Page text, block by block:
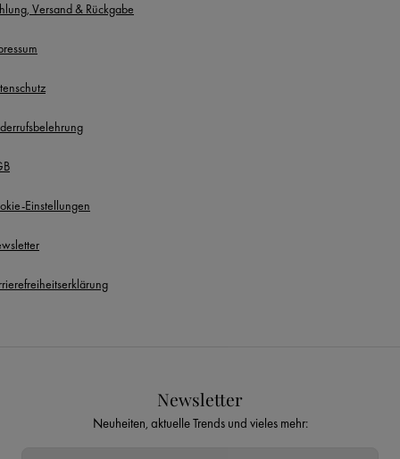
Versand & Rückgabe
Einstellungen
Newsletter
Neuheiten, aktuelle Trends und vieles mehr: